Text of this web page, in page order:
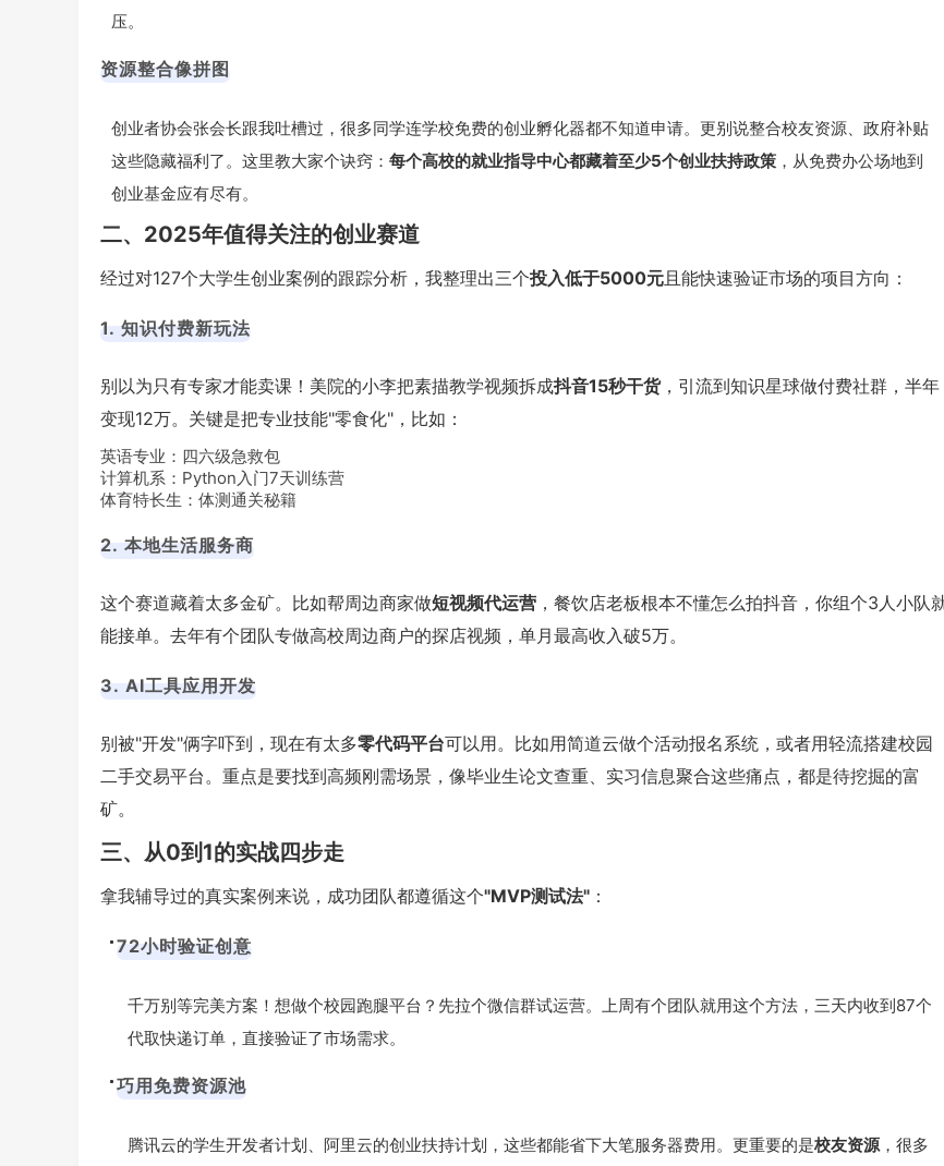
压。
资源整合像拼图
创业者协会张会长跟我吐槽过，很多同学连学校免费的创业孵化器都不知道申请。更别说整合校友资源、政府补贴
这些隐藏福利了。这里教大家个诀窍： 每个高校的就业指导中心都藏着至少5个创业扶持政策 ，从免费办公场地到
创业基金应有尽有。
二、2025年值得关注的创业赛道
经过对127个大学生创业案例的跟踪分析，我整理出三个投入低于5000元且能快速验证市场的项目方向：
1. 知识付费新玩法
别以为只有专家才能卖课！美院的小李把素描教学视频拆成抖音15秒干货，引流到知识星球做付费社群，半年
变现12万。关键是把专业技能"零食化"，比如：
英语专业：四六级急救包
计算机系：Python入门7天训练营
体育特长生：体测通关秘籍
2. 本地生活服务商
这个赛道藏着太多金矿。比如帮周边商家做短视频代运营 ，餐饮店老板根本不懂怎么拍抖音，你组个3人小队
能接单。去年有个团队专做高校周边商户的探店视频，单月最高收入破5万。
3. AI工具应用开发
别被"开发"俩字吓到，现在有太多零代码平台可以用。比如用简道云做个活动报名系统，或者用轻流搭建校园
二手交易平台。重点是要找到高频刚需场景，像毕业生论文查重、实习信息聚合这些痛点，都是待挖掘的富
矿。
三、从0到1的实战四步走
拿我辅导过的真实案例来说，成功团队都遵循这个"MVP测试法" ：
72小时验证创意
千万别等完美方案！想做个校园跑腿平台？先拉个微信群试运营。上周有个团队就用这个方法，三天内收到87个
代取快递订单，直接验证了市场需求。
巧用免费资源池
腾讯云的学生开发者计划、阿里云的创业扶持计划，这些都能省下大笔服务器费用。更重要的是校友资源，很多